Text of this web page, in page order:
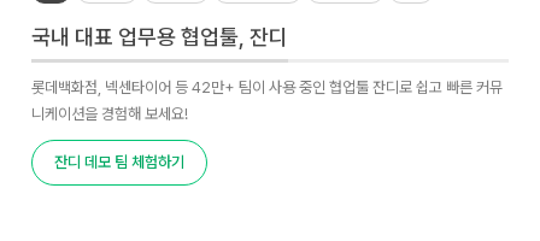
국내 대표 업무용 협업툴, 잔디
롯데백화점, 넥센타이어 등 42만+ 팀이 사용 중인 협업툴 잔디로 쉽고 빠른 커뮤
니케이션을 경험해 보세요!
잔디 데모 팀 체험하기